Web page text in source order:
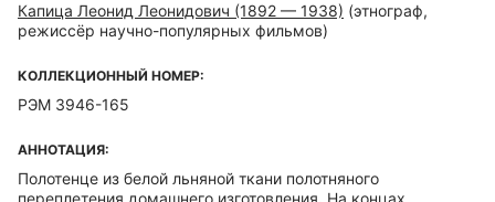
Капица Леонид Леонидович (1892 — 1938) (этнограф,
режиссёр научно-популярных фильмов)
КОЛЛЕКЦИОННЫЙ НОМЕР:
РЭМ 3946-165
АННОТАЦИЯ:
Полотенце из белой льняной ткани полотняного
переплетения домашнего изготовления. На концах